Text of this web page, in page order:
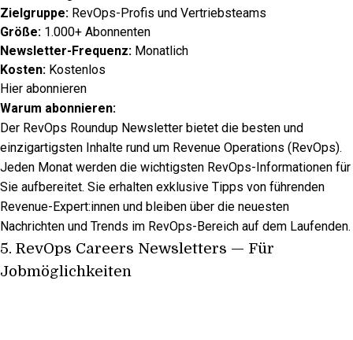
Zielgruppe: RevOps-Profis und Vertriebsteams
Größe: 1.000+ Abonnenten
Newsletter-Frequenz: Monatlich
Kosten: Kostenlos
Hier abonnieren
Warum abonnieren:
Der RevOps Roundup Newsletter bietet die besten und
einzigartigsten Inhalte rund um Revenue Operations (RevOps).
Jeden Monat werden die wichtigsten RevOps-Informationen für
Sie aufbereitet. Sie erhalten exklusive Tipps von führenden
Revenue-Expert:innen und bleiben über die neuesten
Nachrichten und Trends im RevOps-Bereich auf dem Laufenden.
5. RevOps Careers Newsletters — Für
Jobmöglichkeiten